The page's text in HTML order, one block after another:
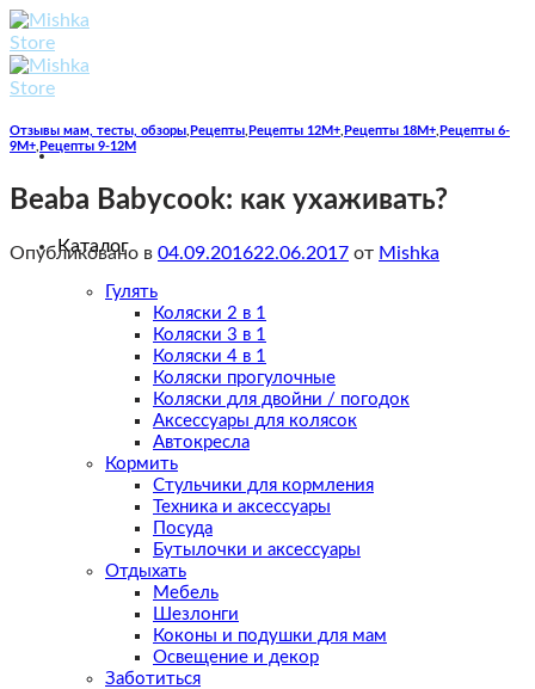
Skip
to
content
Каталог
Гулять
Коляски 2 в 1
Коляски 3 в 1
Коляски 4 в 1
Коляски прогулочные
Коляски для двойни / погодок
Аксессуары для колясок
Автокресла
Кормить
Стульчики для кормления
Техника и аксессуары
Посуда
Бутылочки и аксессуары
Отдыхать
Мебель
Шезлонги
Коконы и подушки для мам
Освещение и декор
Заботиться
Отзывы мам, тесты, обзоры Рецепты Рецепты 12M+ Рецепты 18M+ Рецепты 6-
9M+ Рецепты 9-12M
Beaba Babycook: как ухаживать?
Опубликовано в 04.09.201622.06.2017 от Mishka